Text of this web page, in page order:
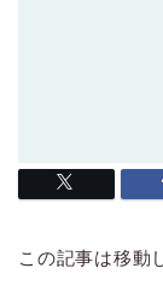
この記事は移動